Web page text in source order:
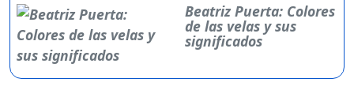
Beatriz Puerta: Colores
de las velas y sus
significados